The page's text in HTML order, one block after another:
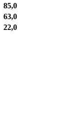
85,0
63,0
22,0